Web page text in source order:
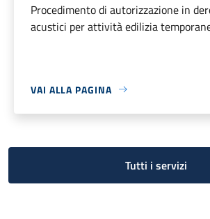
Procedimento di autorizzazione in
acustici per attività edilizia
VAI ALLA PAGINA
Tutti i servizi